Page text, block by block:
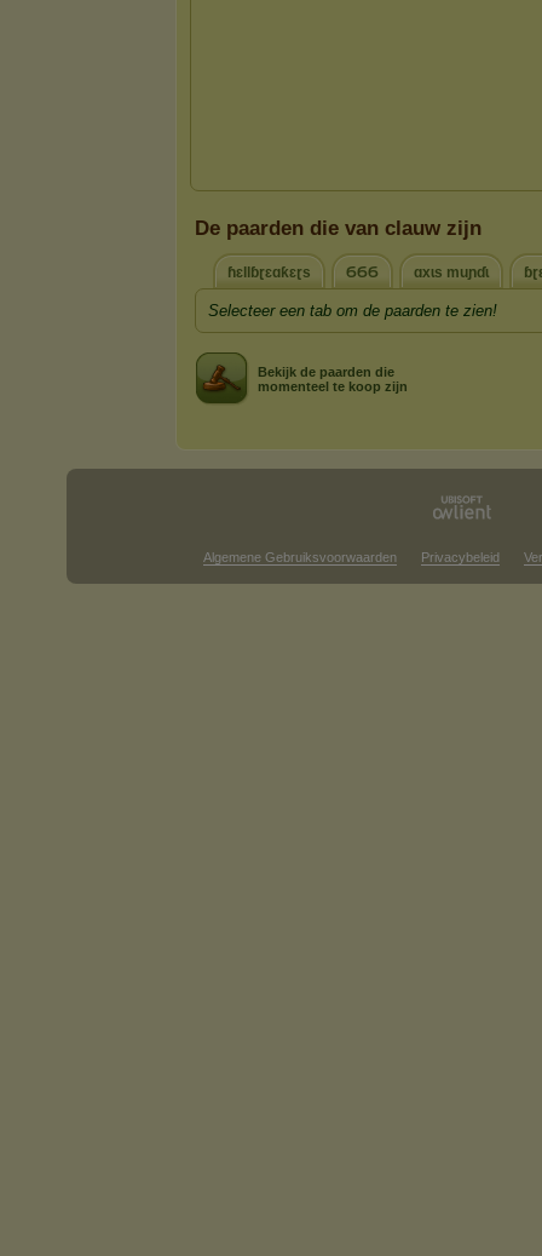
De paarden die van clauw zijn
ɦɛllɓɽɛɑƙɛɽs ϬϬϬ ɑxɩs muɲɗɩ
Selecteer een tab om de paarden te zien!
Bekijk de paarden die
momenteel te koop zijn
Algemene Gebruiksvoorwaarden Privacybeleid